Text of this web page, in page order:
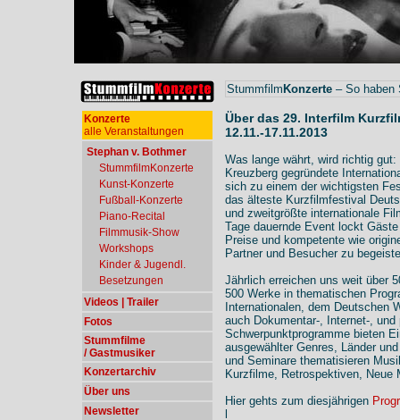
Konzerte
alle Veranstaltungen
Stephan v. Bothmer
StummfilmKonzerte
Kunst-Konzerte
Fußball-Konzerte
Piano-Recital
Filmmusik-Show
Workshops
Kinder & Jugendl.
Besetzungen
Videos | Trailer
Fotos
Stummfilme
/ Gastmusiker
Konzertarchiv
Über uns
Newsletter
Stummfilm Konzerte – So haben
Über das 29. Interfilm
12.11.-17.11.2013
Was lange währt, wird richtig
Kreuzberg gegründete
sich zu einem der wichtigsten
das älteste Kurzfilmfestival
und zweitgrößte internationale
Tage dauernde Event lockt
Preise und kompetente wie
Partner und Besucher zu
Jährlich erreichen uns weit über
500 Werke in thematischen
Internationalen, dem Deutschen
auch Dokumentar-, Internet-,
Schwerpunktprogramme bieten
ausgewählter Genres, Länder
und Seminare thematisieren
Kurzfilme, Retrospektiven, Neue
Hier gehts zum diesjährigen